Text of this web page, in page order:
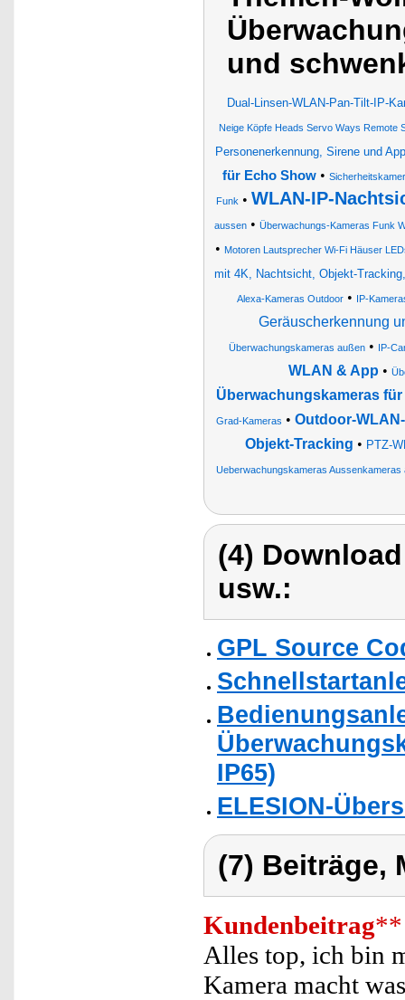
und
Dual-Linsen-WLAN-Pan-Tilt-IP-
Neige Köpfe Heads Servo Ways Remote
Personenerkennung, Sirene und App
für Echo Show•
Funk • WLAN-IP-
aussen • Überwachungs-Kameras Funk
• Motoren Lautsprecher Wi-Fi Häuser
mit 4K, Nachtsicht, Objekt-
Alexa-Kameras Outdoor • IP-
Geräuscherkennung
Überwachungskameras außen• IP-
WLAN & App•
Überwachungskameras
Grad-Kameras • Outdoor-
Objekt-Tracking • PTZ-
Ueberwachungskameras
(4)
usw.:
GPL Source
IP65)
ELESION-
(7) Beiträge,
Kundenbeitrag**
Alles top, ich bin
Kamera macht